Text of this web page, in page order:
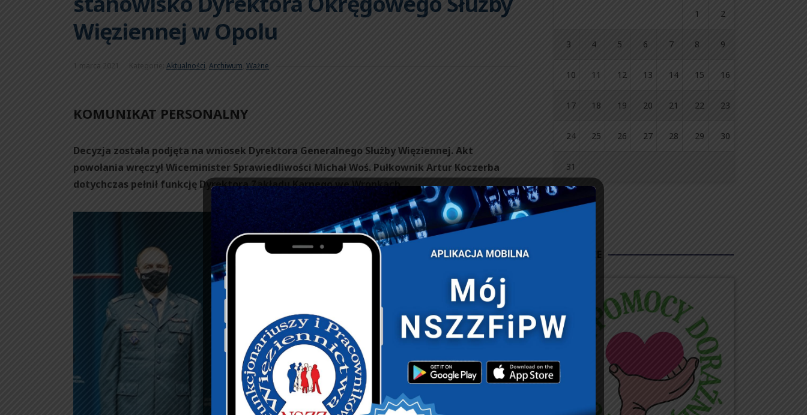
Więziennej w Opolu
1 marca 2021 Kategorie: Aktualności, Archiwum Ważne
KOMUNIKAT PERSONALNY
Decyzja została podjęta na wniosek Dyrektora Generalnego Służby Więziennej. Akt
powołania wręczył Wiceminister Sprawiedliwości Michał Woś. Pułkownik Artur Koczerba
dotychczas pełnił funkcję Dyrektora Zakładu Karnego we Wronkach.
1 2
3 4 5 6 7 8 9
10 11 12 13 14 15 16
17 18 19 20 21 22 23
24 25 26 27 28 29 30
31
FUNDUSZE